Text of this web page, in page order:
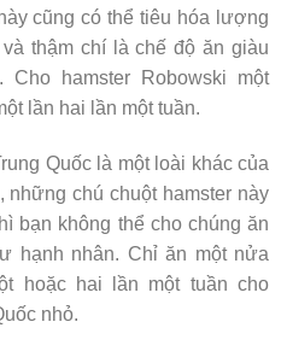
cũng có thể tiêu hóa lượng
thậm chí là chế độ ăn giàu
hamster Robowski một
lần hai lần một tuần.
Quốc là một loài khác của
những chú chuột hamster này
bạn không thể cho chúng ăn
hạnh nhân. Chỉ ăn một nửa
hoặc hai lần một tuần cho
nhỏ.